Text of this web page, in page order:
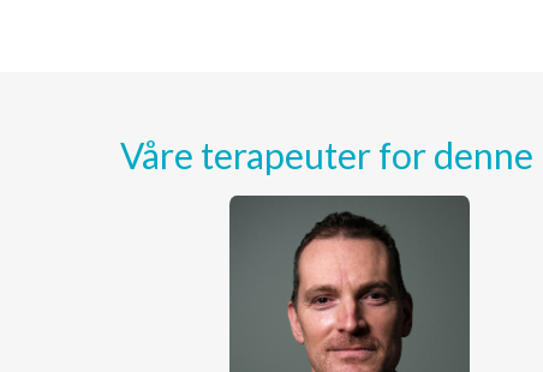
Våre terapeuter for denne